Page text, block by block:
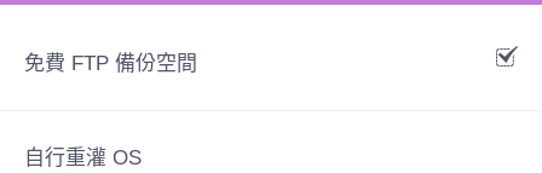
免費 FTP 備份空間
自行重灌 OS